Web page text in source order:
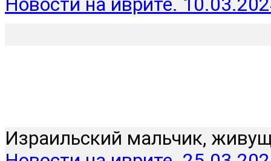
Израильский мальчик,